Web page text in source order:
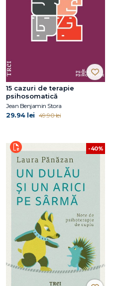
15 cazuri de terapie
psihosomatică
Jean Benjamin Stora
29.94 lei 49.90 lei
-40%